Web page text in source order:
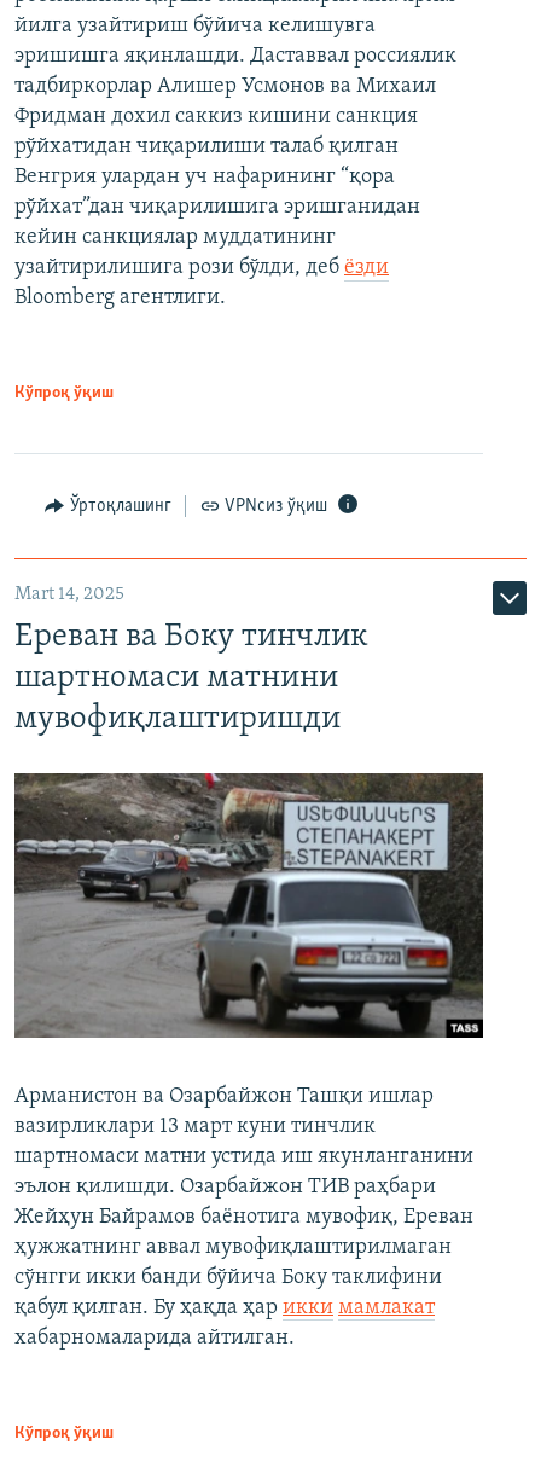
йилга узайтириш бўйича келишувга
эришишга яқинлашди. Даставвал россиялик
тадбиркорлар Алишер Усмонов ва Михаил
Фридман дохил саккиз кишини санкция
рўйхатидан чиқарилиши талаб қилган
Венгрия улардан уч нафарининг “қора
рўйхат”дан чиқарилишига эришганидан
кейин санкциялар муддатининг
узайтирилишига рози бўлди, деб ёзди
Bloomberg агентлиги.
Кўпроқ ўқиш
Ўртоқлашинг VPNсиз ўқиш
Mart 14, 2025
Ереван ва Боку тинчлик
шартномаси матнини
мувофиқлаштиришди
Арманистон ва Озарбайжон Ташқи ишлар
вазирликлари 13 март куни тинчлик
шартномаси матни устида иш якунланганини
эълон қилишди. Озарбайжон ТИВ раҳбари
Жейҳун Байрамов баёнотига мувофиқ, Ереван
ҳужжатнинг аввал мувофиқлаштирилмаган
сўнгги икки банди бўйича Боку таклифини
қабул қилган. Бу ҳақда ҳар икки мамлакат
хабарномаларида айтилган.
Кўпроқ ўқиш